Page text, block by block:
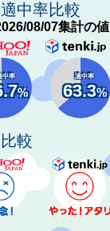
中率比較
08/07集計の値
中率
%
適中率
63.3%
較